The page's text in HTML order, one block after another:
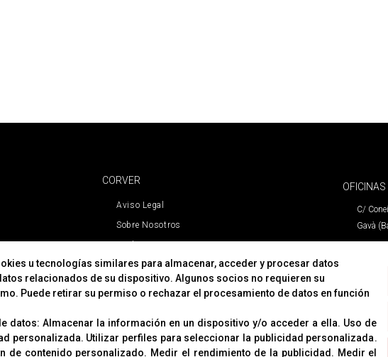
CORVER
Aviso Legal
Sobre Nosotros
Política De Privacidad
OFICINAS
C/
Gavà
u tecnologías similares para almacenar, acceder y procesar datos
relacionados de su dispositivo. Algunos socios no requieren su
Puede retirar su permiso o rechazar el procesamiento de datos en función
datos:Almacenar la información en un dispositivo y/o acceder a ella. Uso de
personalizada. Utilizar perfiles para seleccionar la publicidad personalizada.
de contenido personalizado. Medir el rendimiento de la publicidad . Medir el